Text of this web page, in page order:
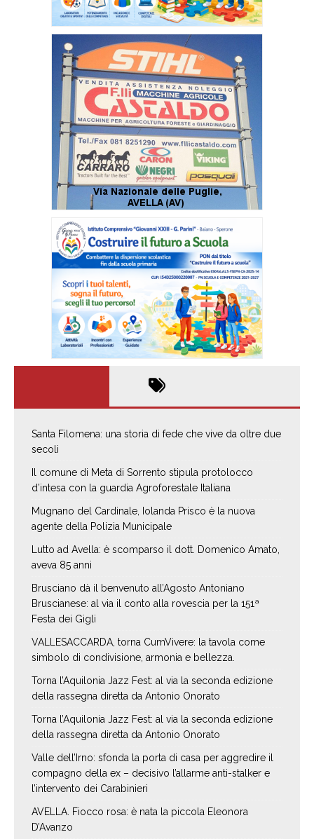
Santa Filomena: una storia di fede che vive da oltre due
secoli
Il comune di Meta di Sorrento stipula protolocco
d’intesa con la guardia Agroforestale Italiana
Mugnano del Cardinale, Iolanda Prisco è la nuova
agente della Polizia Municipale
Lutto ad Avella: è scomparso il dott. Domenico Amato,
aveva 85 anni
Brusciano dà il benvenuto all’Agosto Antoniano
Bruscianese: al via il conto alla rovescia per la 151ª
Festa dei Gigli
VALLESACCARDA, torna CumVivere: la tavola come
simbolo di condivisione, armonia e bellezza.
Torna l’Aquilonia Jazz Fest: al via la seconda edizione
della rassegna diretta da Antonio Onorato
Torna l’Aquilonia Jazz Fest: al via la seconda edizione
della rassegna diretta da Antonio Onorato
Valle dell’Irno: sfonda la porta di casa per aggredire il
compagno della ex – decisivo l’allarme anti-stalker e
l’intervento dei Carabinieri
AVELLA. Fiocco rosa: è nata la piccola Eleonora
D’Avanzo